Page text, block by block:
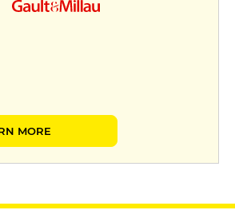
MORE